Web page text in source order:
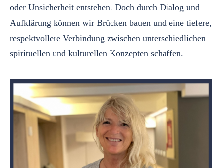
oder Unsicherheit entstehen. Doch durch Dialog und
Aufklärung können wir Brücken bauen und eine tiefere,
respektvollere Verbindung zwischen unterschiedlichen
spirituellen und kulturellen Konzepten schaffen.